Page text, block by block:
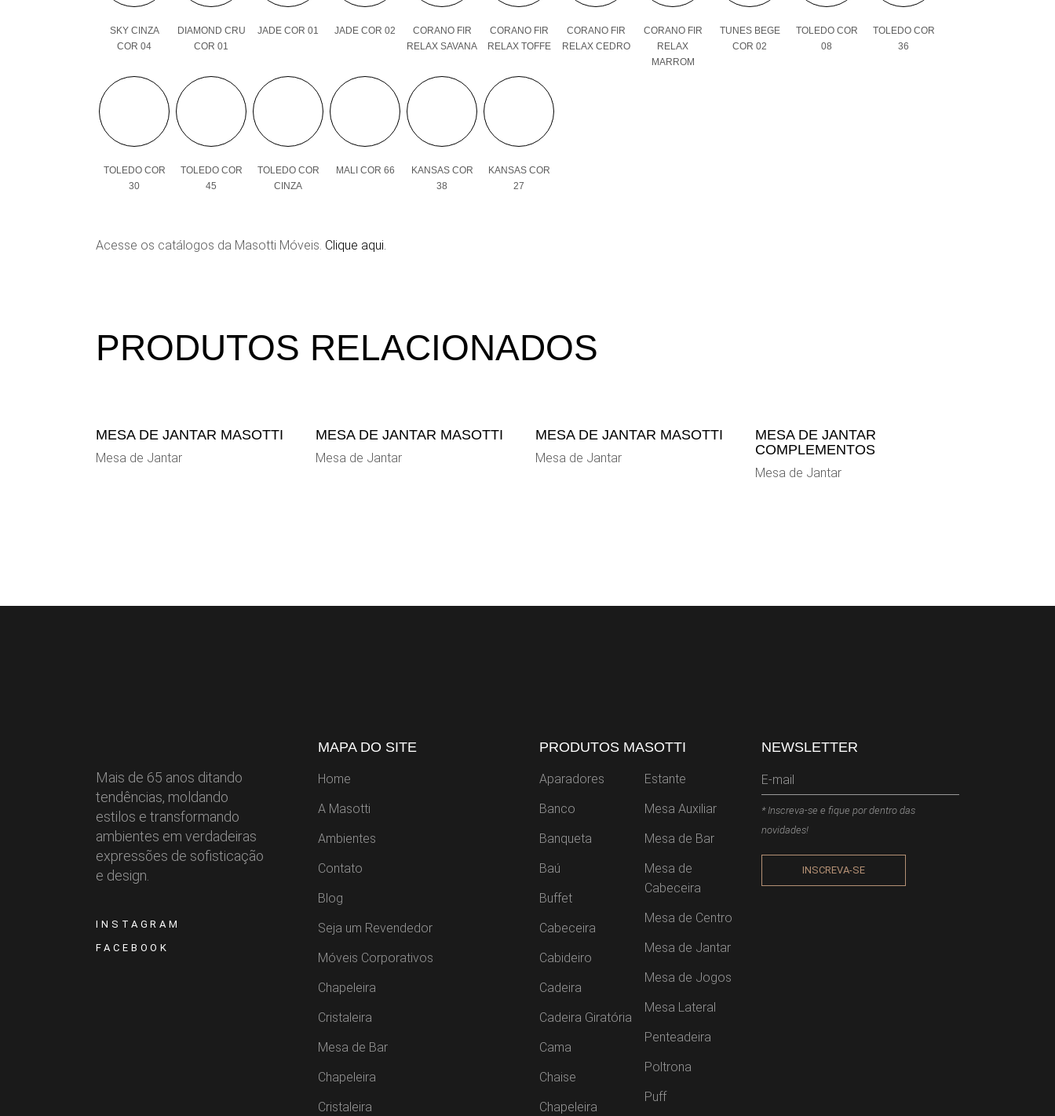
SKY CINZA
COR 04
DIAMOND CRU
COR 01
JADE COR 01 JADE COR 02
CORANO FIR
RELAX SAVANA
CORANO FIR
RELAX TOFFE
CORANO FIR
RELAX CEDRO
CORANO FIR
RELAX
MARROM
TUNES BEGE
COR 02
TOLEDO COR
08
TOLEDO COR
36
TOLEDO COR
30
TOLEDO COR
45
TOLEDO COR
CINZA
MALI COR 66
KANSAS COR
38
KANSAS COR
27
Acesse os catálogos da Masotti Móveis. Clique aqui.
PRODUTOS RELACIONADOS
MESA DE JANTAR MASOTTI
Mesa de Jantar
MESA DE JANTAR MASOTTI
Mesa de Jantar
MESA DE JANTAR MASOTTI
Mesa de Jantar
MESA DE JANTAR
COMPLEMENTOS
Mesa de Jantar
Mais de 65 anos ditando
tendências, moldando
estilos e transformando
ambientes em verdadeiras
expressões de sofisticação
e design.
INSTAGRAM
FACEBOOK
MAPA DO SITE
Home
A Masotti
Ambientes
Contato
Blog
Seja um Revendedor
Móveis Corporativos
Chapeleira
Cristaleira
Mesa de Bar
Chapeleira
Cristaleira
PRODUTOS MASOTTI
Aparadores
Banco
Banqueta
Baú
Buffet
Cabeceira
Cabideiro
Cadeira
Cadeira Giratória
Cama
Chaise
Chapeleira
Estante
Mesa Auxiliar
Mesa de Bar
Mesa de
Cabeceira
Mesa de Centro
Mesa de Jantar
Mesa de Jogos
Mesa Lateral
Penteadeira
Poltrona
Puff
NEWSLETTER
* Inscreva-se e fique por dentro das
novidades!
INSCREVA-SE